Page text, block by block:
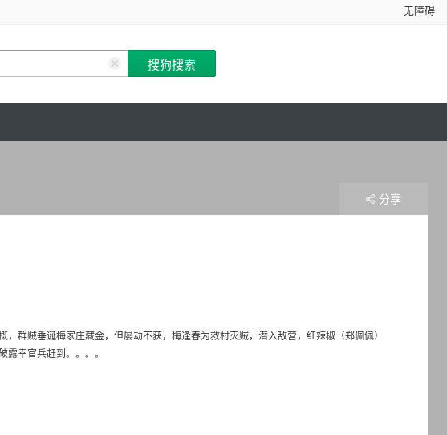
无障碍
群贼垂诞梅家庄藏金，但屡劫不获，梅逢春为救村灭贼，潜入敌营，红辣椒（郑佩佩）
露幸官兵赶到。。。。
分享